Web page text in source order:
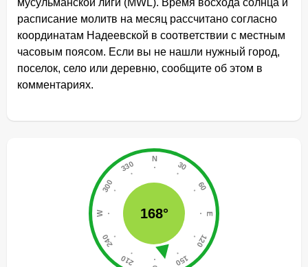
мусульманской лиги (MWL). Время восхода солнца и
расписание молитв на месяц рассчитано согласно
координатам Надеевской в соответствии с местным
часовым поясом. Если вы не нашли нужный город,
поселок, село или деревню, сообщите об этом в
комментариях.
168°